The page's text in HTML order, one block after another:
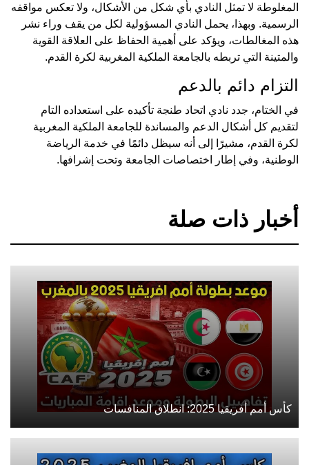
المغلوطة لا تمثل النادي بأي شكل من الأشكال، ولا تعكس مواقفه
الرسمية. وبهذا، يحمل النادي المسؤولية لكل من يقف وراء نشر
هذه المغالطات، ويؤكد على أهمية الحفاظ على العلاقة القوية
والمتينة التي تربطه بالجامعة الملكية المغربية لكرة القدم.
التزام دائم بالدعم
في الختام، جدد نادي اتحاد طنجة تأكيده على استعداده التام
لتقديم كل أشكال الدعم والمساندة للجامعة الملكية المغربية
لكرة القدم، مشيرًا إلى أنه سيظل دائمًا في خدمة الرياضة
الوطنية، وفي إطار اختصاصات الجامعة وتحت إشرافها.
أخبار ذات صلة
كأس أمم أفريقيا 2025: انطلاق المنافسات